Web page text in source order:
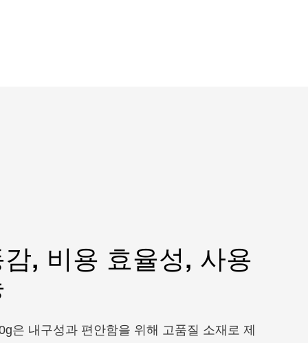
, 비용 효율성, 사용
은 내구성과 편안함을 위해 고품질 소재로 제